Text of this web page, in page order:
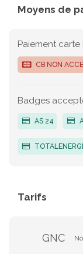
Moyens de
Paiement
CB NON
Badges
AS 24
Tarifs
GNC